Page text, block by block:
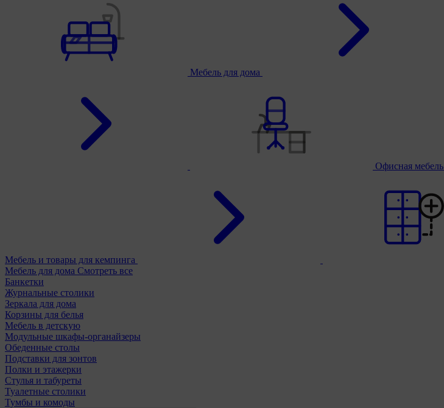
Мебель для дома
Офисная мебель
Мебель и товары для кемпинга
Мебель для дома Смотреть все
Банкетки
Журнальные столики
Зеркала для дома
Корзины для белья
Мебель в детскую
Модульные шкафы-органайзеры
Обеденные столы
Подставки для зонтов
Полки и этажерки
Стулья и табуреты
Туалетные столики
Тумбы и комоды